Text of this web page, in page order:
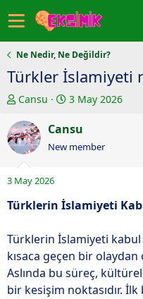
Ne Nedir, Ne Değildir?
Türkler İslamiyeti
K
n
u
y
u
b
a
a
t
a
n
Cansu
B
ş
l
ı
t
a
r
i
h
3 May 2026
Cansu
New member
3 May 2026
Türklerin İslamiyeti
Türklerin İslamiyeti kabul
kısaca geçen bir olaydan
Aslında bu süreç,
bir kesişim noktasıdır.